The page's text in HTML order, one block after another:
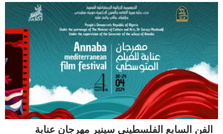
الفن السابع الفلسطيني سينير مهرجان عنابة